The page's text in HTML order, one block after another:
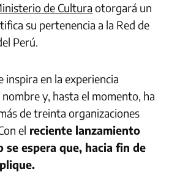
de Cultura otorgará un
su pertenencia a la Red de
Perú.
inspira en la experiencia
y, hasta el momento, ha
de treinta organizaciones
el reciente lanzamiento
espera que, hacia fin de